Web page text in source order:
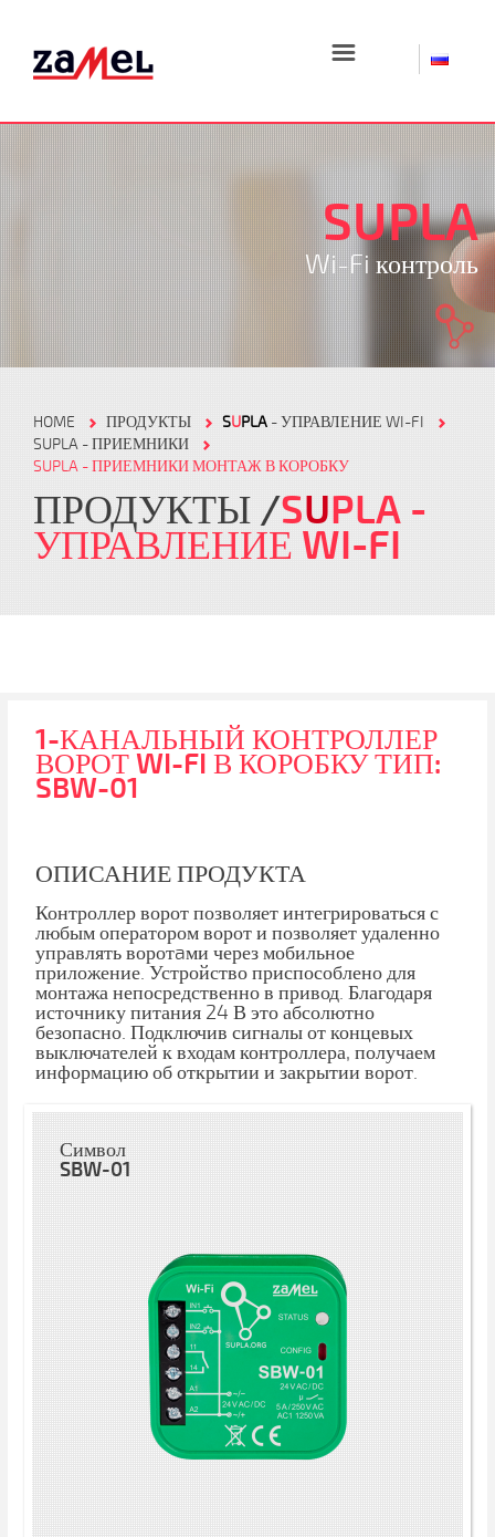
☰
SUPLA
Wi-Fi контроль
HOME ПРОДУКТЫ SUPLA - УПРАВЛЕНИЕ WI-FI
SUPLA - ПРИЕМНИКИ
SUPLA - ПРИЕМНИКИ МОНТАЖ В КОРОБКУ
ПРОДУКТЫ SUPLA -
УПРАВЛЕНИЕ WI-FI
1-КАНАЛЬНЫЙ КОНТРОЛЛЕР
ВОРОТ WI-FI В КОРОБКУ ТИП:
SBW-01
ОПИСАНИЕ ПРОДУКТА
Контроллер ворот позволяет интегрироваться с
любым оператором ворот и позволяет удаленно
управлять воротaми через мобильное
приложение. Устройство приспособлено для
монтажа непосредственно в привод. Благодаря
источнику питания 24 В это абсолютно
безопасно. Подключив сигналы от концевых
выключателей к входам контроллера, получаем
информацию об открытии и закрытии ворот.
Символ
SBW-01